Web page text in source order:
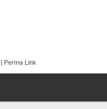
| Perma Link